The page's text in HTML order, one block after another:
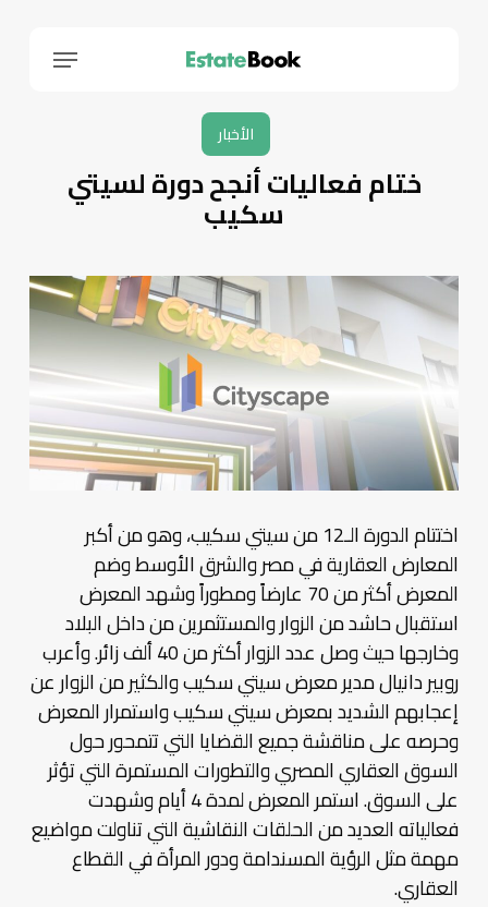
Menu
الأخبار
ختام فعاليات أنجح دورة لسيتي
سكيب
اختتام الدورة الـ12 من سيتي سكيب، وهو من أكبر
المعارض العقارية في مصر والشرق الأوسط وضم
المعرض أكثر من 70 عارضاً ومطوراً وشهد المعرض
استقبال حاشد من الزوار والمستثمرين من داخل البلاد
وخارجها حيث وصل عدد الزوار أكثر من 40 ألف زائر. وأعرب
روبير دانيال مدير معرض سيتي سكيب والكثير من الزوار عن
إعجابهم الشديد بمعرض سيتي سكيب واستمرار المعرض
وحرصه على مناقشة جميع القضايا التي تتمحور حول
السوق العقاري المصري والتطورات المستمرة التي تؤثر
على السوق. استمر المعرض لمدة 4 أيام وشهدت
فعالياته العديد من الحلقات النقاشية التي تناولت مواضيع
مهمة مثل الرؤية المسندامة ودور المرأة في القطاع
العقاري.